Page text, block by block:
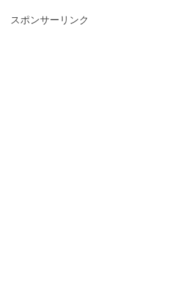
スポンサーリンク